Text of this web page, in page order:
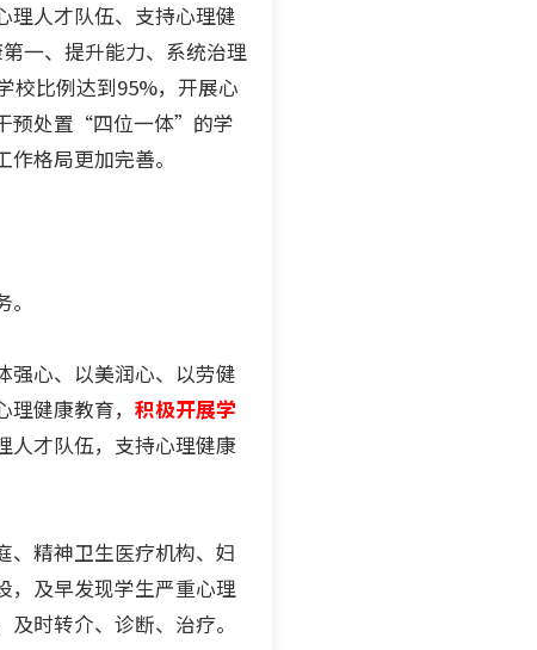
理人才队伍、支持心理健
一、提升能力、系统治理
校比例达到95%，开展心
预处置“四位一体”的学
格局更加完善。
心、以美润心、以劳健
健康教育， 积极开展学
人才队伍，支持心理健康
精神卫生医疗机构、妇
，及早发现学生严重心理
时转介、诊断、治疗。